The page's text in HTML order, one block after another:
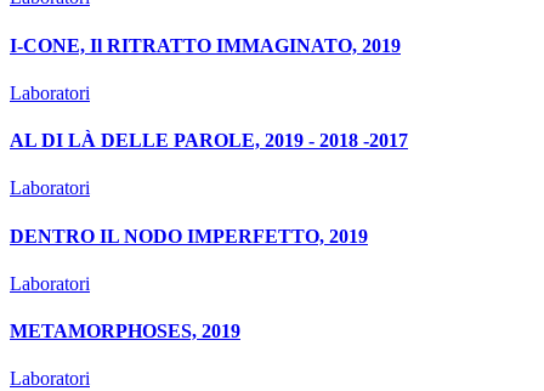
I-CONE, Il RITRATTO IMMAGINATO, 2019
Laboratori
AL DI LÀ DELLE PAROLE, 2019 - 2018 -2017
Laboratori
DENTRO IL NODO IMPERFETTO, 2019
Laboratori
METAMORPHOSES, 2019
Laboratori